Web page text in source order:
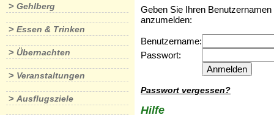
> Gehlberg
> Essen & Trinken
> Übernachten
> Veranstaltungen
> Ausflugsziele
Geben Sie Ihren
anzumelden:
Benutzername:
Passwort:
Passwort vergessen?
Hilfe